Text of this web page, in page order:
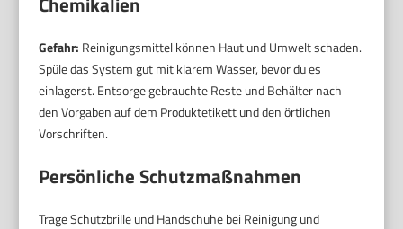
Gefahr: Reinigungsmittel können Haut und Umwelt schaden.
Spüle das System gut mit klarem Wasser, bevor du es
einlagerst. Entsorge gebrauchte Reste und Behälter nach
den Vorgaben auf dem Produktetikett und den örtlichen
Vorschriften.
Persönliche Schutzmaßnahmen
Trage Schutzbrille und Handschuhe bei Reinigung und